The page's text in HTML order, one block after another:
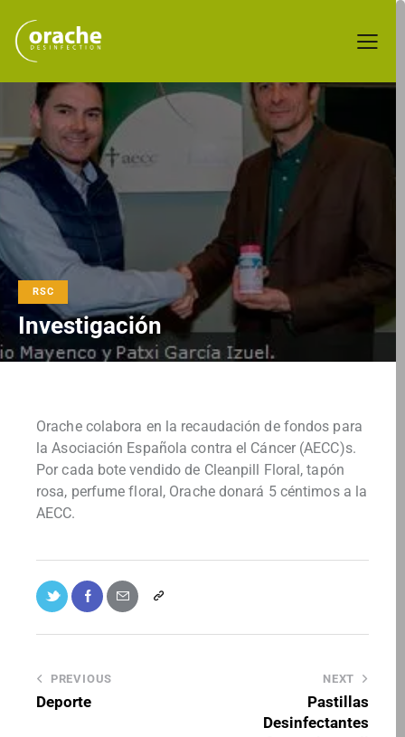
RSC
Investigación
Orache colabora en la recaudación de fondos para
la Asociación Española contra el Cáncer (AECC)s.
Por cada bote vendido de Cleanpill Floral, tapón
rosa, perfume floral, Orache donará 5 céntimos a la
AECC.
PREVIOUS
Deporte
NEXT
Pastillas
Desinfectantes